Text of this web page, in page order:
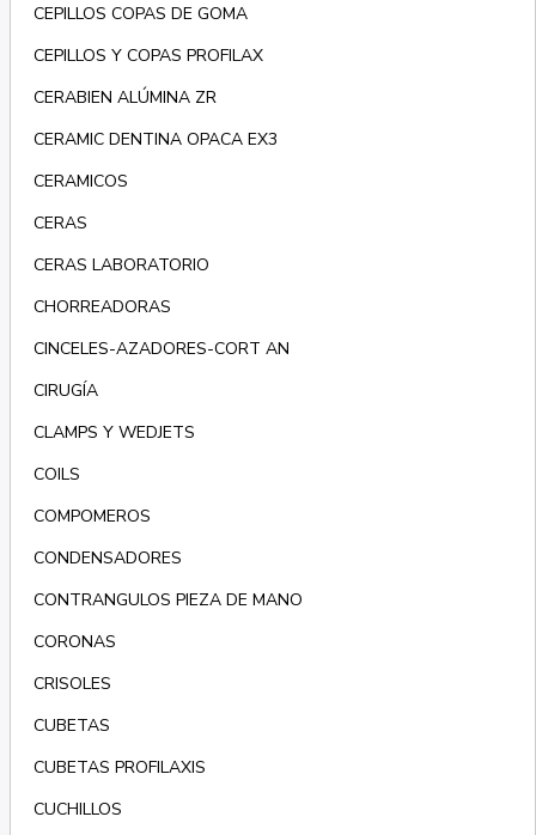
CEPILLOS COPAS DE GOMA
CEPILLOS Y COPAS PROFILAX
CERABIEN ALÚMINA ZR
CERAMIC DENTINA OPACA EX3
CERAMICOS
CERAS
CERAS LABORATORIO
CHORREADORAS
CINCELES-AZADORES-CORT AN
CIRUGÍA
CLAMPS Y WEDJETS
COILS
COMPOMEROS
CONDENSADORES
CONTRANGULOS PIEZA DE MANO
CORONAS
CRISOLES
CUBETAS
CUBETAS PROFILAXIS
CUCHILLOS